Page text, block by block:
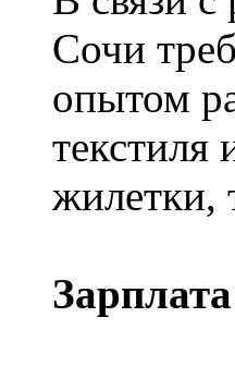
Сочи
опытом
текстиля
жилетки,